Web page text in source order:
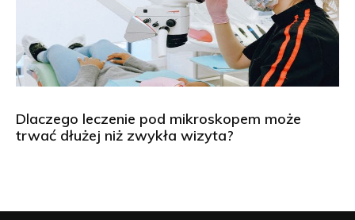
Dlaczego leczenie pod mikroskopem może
trwać dłużej niż zwykła wizyta?